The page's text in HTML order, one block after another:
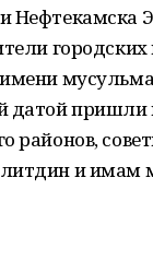
Нефтекамска
датой
районов,
и имам